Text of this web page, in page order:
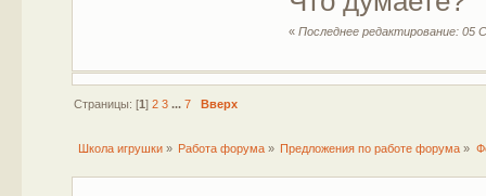
«Последнее редактирование: 05
Страницы: [1] 2 3 ... 7 Вверх
Школа игрушки» Работа форума » Предложения по работе форума »